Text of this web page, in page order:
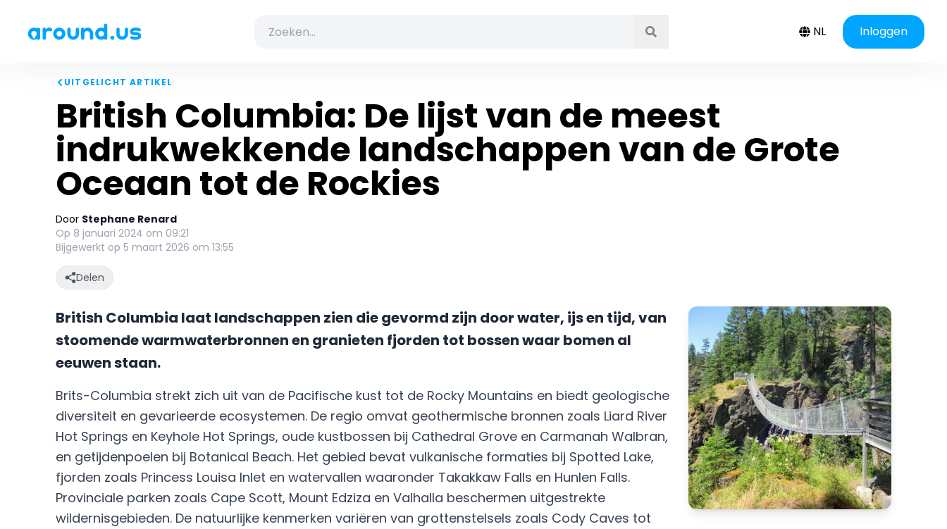
NL Inloggen
UITGELICHT ARTIKEL
British Columbia: De lijst van de meest
indrukwekkende landschappen van de Grote
Oceaan tot de Rockies
Door Stephane Renard
Op 8 januari 2024 om 09:21
Bijgewerkt op 5 maart 2026 om 13:55
Delen
British Columbia laat landschappen zien die gevormd zijn door water, ijs en tijd, van
stoomende warmwaterbronnen en granieten fjorden tot bossen waar bomen al
eeuwen staan.
Brits-Columbia strekt zich uit van de Pacifische kust tot de Rocky Mountains en biedt geologische
diversiteit en gevarieerde ecosystemen. De regio omvat geothermische bronnen zoals Liard River
Hot Springs en Keyhole Hot Springs, oude kustbossen bij Cathedral Grove en Carmanah Walbran,
en getijdenpoelen bij Botanical Beach. Het gebied bevat vulkanische formaties bij Spotted Lake,
fjorden zoals Princess Louisa Inlet en watervallen waaronder Takakkaw Falls en Hunlen Falls.
Provinciale parken zoals Cape Scott, Mount Edziza en Valhalla beschermen uitgestrekte
wildernisgebieden. De natuurlijke kenmerken variëren van grottenstelsels zoals Cody Caves tot